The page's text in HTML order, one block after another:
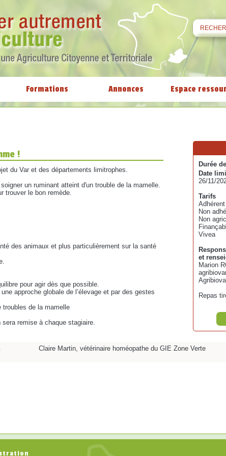
Formations Annonces Espace
!
du Var et des départements limitrophes.
un ruminant atteint d'un trouble de la mamelle.
trouver le bon remède.
des animaux et plus particulièrement sur la santé
pour agir dès que possible.
approche globale de l’élevage et par des gestes
troubles de la mamelle
remise à chaque stagiaire.
Durée
Date
26/11/
Tarifs
Non
Non
Vivea
et
Marion
Repas
Claire Martin, vétérinaire homéopathe du GIE Zone Verte